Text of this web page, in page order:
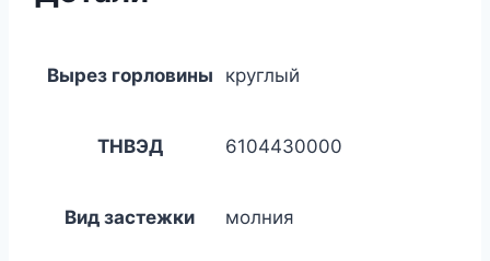
Вырез горловины круглый
ТНВЭД 6104430000
Вид застежки молния